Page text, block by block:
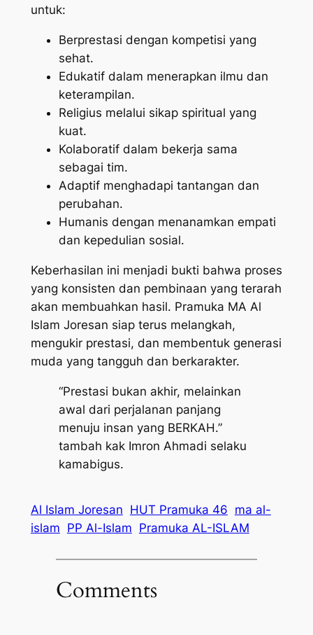
untuk:
Berprestasi dengan kompetisi yang
sehat.
Edukatif dalam menerapkan ilmu dan
keterampilan.
Religius melalui sikap spiritual yang
kuat.
Kolaboratif dalam bekerja sama
sebagai tim.
Adaptif menghadapi tantangan dan
perubahan.
Humanis dengan menanamkan empati
dan kepedulian sosial.
Keberhasilan ini menjadi bukti bahwa proses
yang konsisten dan pembinaan yang terarah
akan membuahkan hasil. Pramuka MA Al
Islam Joresan siap terus melangkah,
mengukir prestasi, dan membentuk generasi
muda yang tangguh dan berkarakter.
“Prestasi bukan akhir, melainkan
awal dari perjalanan panjang
menuju insan yang BERKAH.”
tambah kak Imron Ahmadi selaku
kamabigus.
Al Islam Joresan HUT Pramuka 46 ma al-
islam PP Al-Islam Pramuka AL-ISLAM
Comments